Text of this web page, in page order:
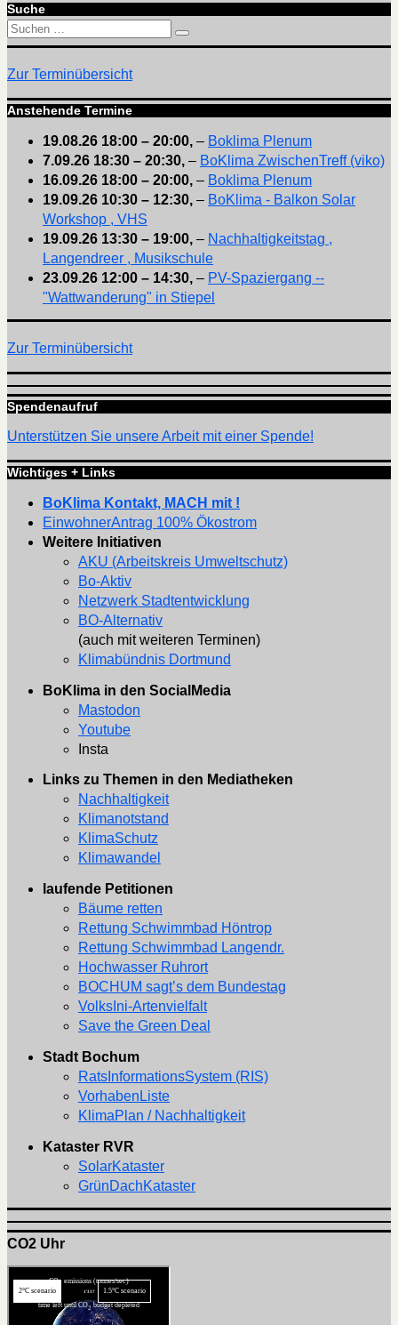
Suche
Suchen
nach:
Suchen
Zur Terminübersicht
Anstehende Termine
19.08.26 18:00 – 20:00, – Boklima Plenum
7.09.26 18:30 – 20:30, – BoKlima ZwischenTreff (viko)
16.09.26 18:00 – 20:00, – Boklima Plenum
19.09.26 10:30 – 12:30, – BoKlima - Balkon Solar
Workshop , VHS
19.09.26 13:30 – 19:00, – Nachhaltigkeitstag ,
Langendreer , Musikschule
23.09.26 12:00 – 14:30, – PV-Spaziergang --
"Wattwanderung" in Stiepel
Zur Terminübersicht
Spendenaufruf
Unterstützen Sie unsere Arbeit mit einer Spende!
Wichtiges + Links
BoKlima Kontakt, MACH mit !
EinwohnerAntrag 100% Ökostrom
Weitere Initiativen
AKU (Arbeitskreis Umweltschutz)
Bo-Aktiv
Netzwerk Stadtentwicklung
BO-Alternativ
(auch mit weiteren Terminen)
Klimabündnis Dortmund
BoKlima in den SocialMedia
Mastodon
Youtube
Insta
Links zu Themen in den Mediatheken
Nachhaltigkeit
Klimanotstand
KlimaSchutz
Klimawandel
laufende Petitionen
Bäume retten
Rettung Schwimmbad Höntrop
Rettung Schwimmbad Langendr.
Hochwasser Ruhrort
BOCHUM sagt’s dem Bundestag
VolksIni-Artenvielfalt
Save the Green Deal
Stadt Bochum
RatsInformationsSystem (RIS)
VorhabenListe
KlimaPlan / Nachhaltigkeit
Kataster RVR
SolarKataster
GrünDachKataster
CO2 Uhr